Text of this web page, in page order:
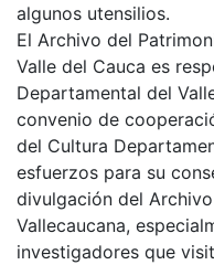
algunos utensilios.
El Archivo del
Valle del Cauca es
Departamental del
convenio de
del Cultura
esfuerzos para su
divulgación del
Vallecaucana,
investigadores que